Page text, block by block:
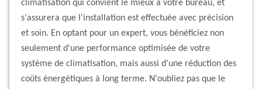
climatisation qui convient le mieux à votre bureau, et
s'assurera que l'installation est effectuée avec précision
et soin. En optant pour un expert, vous bénéficiez non
seulement d'une performance optimisée de votre
système de climatisation, mais aussi d'une réduction des
coûts énergétiques à long terme. N'oubliez pas que le